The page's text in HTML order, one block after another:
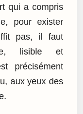
qui a compris
pour exister
pas, il faut
lisible et
précisément
aux yeux des